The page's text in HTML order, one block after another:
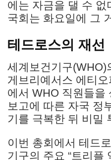
에는 자금을 댈 수 없
국회는 화요일에 그
테드로스의 재선
세계보건기구(WHO)
게브리예서스 에티
에서 WHO 직원들을
보고에 따른 자국 정
기를 극복한 뒤 비밀
이번 총회에서 테드
기구의 주요 “트리플